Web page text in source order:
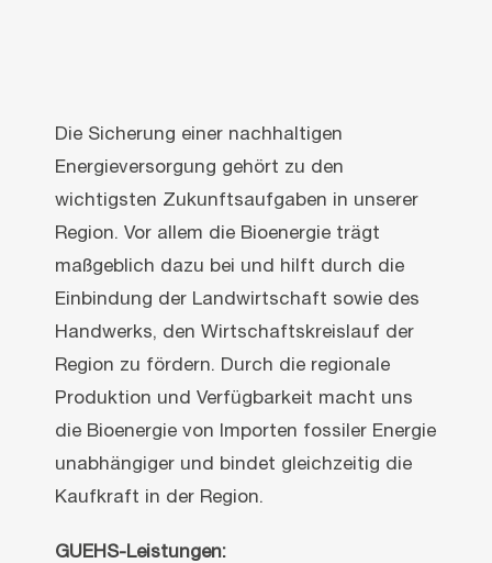
Die Sicherung einer nachhaltigen
Energieversorgung gehört zu den
wichtigsten Zukunftsaufgaben in unserer
Region. Vor allem die Bioenergie trägt
maßgeblich dazu bei und hilft durch die
Einbindung der Landwirtschaft sowie des
Handwerks, den Wirtschaftskreislauf der
Region zu fördern. Durch die regionale
Produktion und Verfügbarkeit macht uns
die Bioenergie von Importen fossiler Energie
unabhängiger und bindet gleichzeitig die
Kaufkraft in der Region.
GUEHS-Leistungen: